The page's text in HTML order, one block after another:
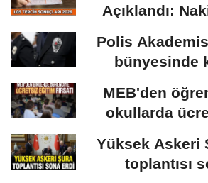
Açıklandı:
Polis
bünyesinde
MEB'den
okullarda
fırsatı:
Yüksek Askeri
toplantısı